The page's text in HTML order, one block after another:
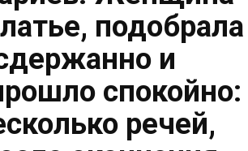
подобрала
и
спокойно:
речей,